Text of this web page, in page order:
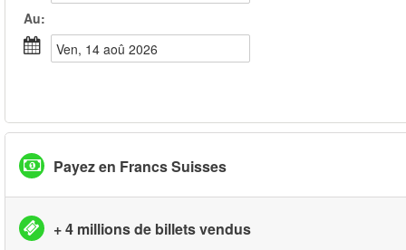
Au:
ven, 14 aoû 2026
Payez en Francs Suisses
+ 4 millions de billets vendus